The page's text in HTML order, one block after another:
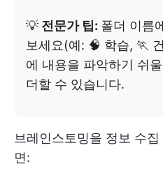
💡 전문가 팁: 폴더 이름
보세요(예: 🧠 학습, 🏃
에 내용을 파악하기 쉬
더할 수 있습니다.
브레인스토밍을 정보 수
면: